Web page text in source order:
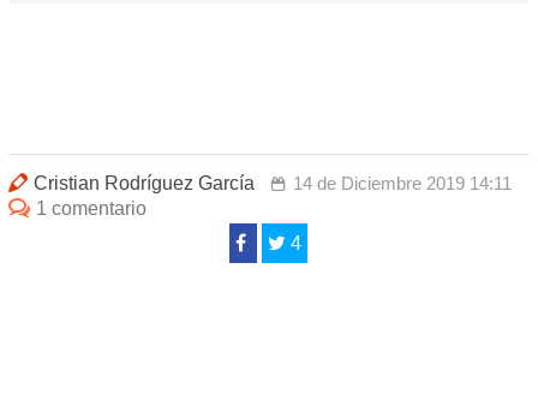
Cristian Rodríguez García
14 de Diciembre 2019 14:11
1 comentario
4